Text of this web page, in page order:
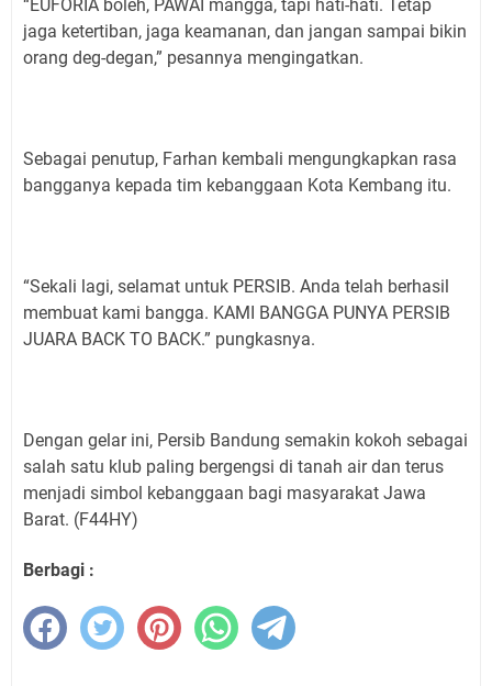
“EUFORIA boleh, PAWAI mangga, tapi hati-hati. Tetap
jaga ketertiban, jaga keamanan, dan jangan sampai bikin
orang deg-degan,” pesannya mengingatkan.
Sebagai penutup, Farhan kembali mengungkapkan rasa
bangganya kepada tim kebanggaan Kota Kembang itu.
“Sekali lagi, selamat untuk PERSIB. Anda telah berhasil
membuat kami bangga. KAMI BANGGA PUNYA PERSIB
JUARA BACK TO BACK.” pungkasnya.
Dengan gelar ini, Persib Bandung semakin kokoh sebagai
salah satu klub paling bergengsi di tanah air dan terus
menjadi simbol kebanggaan bagi masyarakat Jawa
Barat. (F44HY)
Berbagi :